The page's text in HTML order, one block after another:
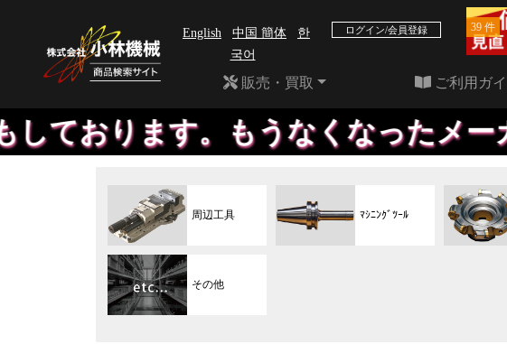
English 中国 簡体
한
국어
ログイン/会員登録 39 件
販売・買取 ご利用ガ
もうなくなったメーカーの機械
周辺工具 ﾏｼﾆﾝｸﾞﾂｰﾙ
その他